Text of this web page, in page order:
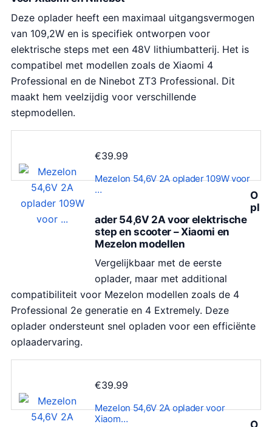
Deze oplader heeft een maximaal uitgangsvermogen
van 109,2W en is specifiek ontworpen voor
elektrische steps met een 48V lithiumbatterij. Het is
compatibel met modellen zoals de Xiaomi 4
Professional en de Ninebot ZT3 Professional. Dit
maakt hem veelzijdig voor verschillende
stepmodellen.
€39.99
Mezelon 54,6V 2A oplader 109W voor
…
O
pl
ader 54,6V 2A voor elektrische
step en scooter – Xiaomi en
Mezelon modellen
Vergelijkbaar met de eerste
oplader, maar met additional
compatibiliteit voor Mezelon modellen zoals de 4
Professional 2e generatie en 4 Extremely. Deze
oplader ondersteunt snel opladen voor een efficiënte
oplaadervaring.
€39.99
Mezelon 54,6V 2A oplader voor
Xiaom…
O